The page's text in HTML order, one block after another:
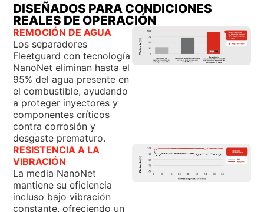
DISEÑADOS PARA CONDICIONES
REALES DE OPERACIÓN
REMOCIÓN DE AGUA
Los separadores
Fleetguard con tecnología
NanoNet eliminan hasta el
95% del agua presente en
el combustible, ayudando
a proteger inyectores y
componentes críticos
contra corrosión y
desgaste prematuro.
RESISTENCIA A LA
VIBRACIÓN
La media NanoNet
mantiene su eficiencia
incluso bajo vibración
constante, ofreciendo un